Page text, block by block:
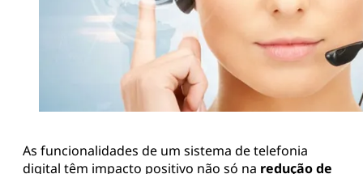
As funcionalidades de um sistema de telefonia
digital têm impacto positivo não só na redução de